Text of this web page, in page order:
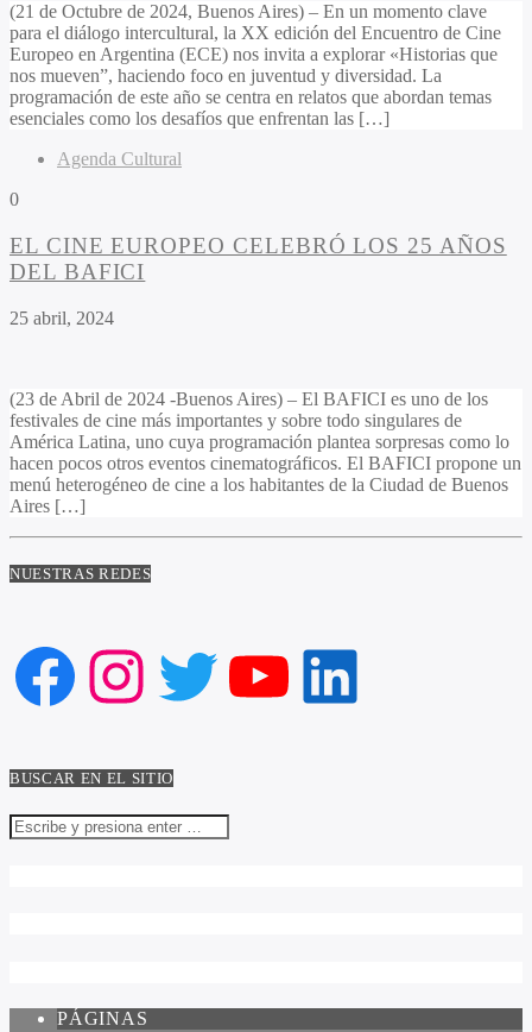
(21 de Octubre de 2024, Buenos Aires) – En un momento clave
para el diálogo intercultural, la XX edición del Encuentro de Cine
Europeo en Argentina (ECE) nos invita a explorar «Historias que
nos mueven”, haciendo foco en juventud y diversidad. La
programación de este año se centra en relatos que abordan temas
esenciales como los desafíos que enfrentan las […]
Agenda Cultural
0
EL CINE EUROPEO CELEBRÓ LOS 25 AÑOS
DEL BAFICI
25 abril, 2024
(23 de Abril de 2024 -Buenos Aires) – El BAFICI es uno de los
festivales de cine más importantes y sobre todo singulares de
América Latina, uno cuya programación plantea sorpresas como lo
hacen pocos otros eventos cinematográficos. El BAFICI propone un
menú heterogéneo de cine a los habitantes de la Ciudad de Buenos
Aires […]
NUESTRAS REDES
Facebook
Instagram
Twitter
YouTube
LinkedIn
BUSCAR EN EL SITIO
PÁGINAS